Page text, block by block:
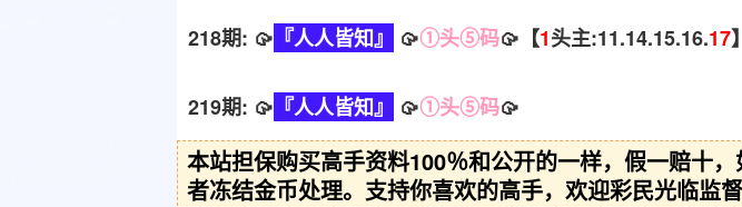
218期: 🥠 『人人皆知』 🥠①头⑤码🥠【1头主:11.14.15.16.17
219期: 🥠 『人人皆知』 🥠①头⑤码🥠
本站担保购买高手资料100％和公开的一样，假一赔十
者冻结金币处理。支持你喜欢的高手，欢迎彩民光临监督